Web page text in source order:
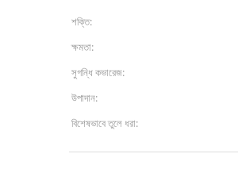
শক্তি:
ক্ষমতা:
সুগন্ধি কভারেজ:
উপাদান:
বিশেষভাবে তুলে ধরা: